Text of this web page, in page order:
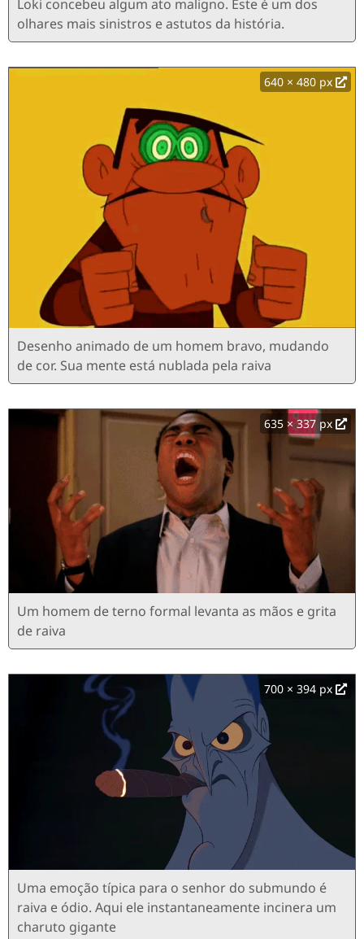
Loki concebeu algum ato maligno. Este é um dos
olhares mais sinistros e astutos da história.
640 × 480 px
Desenho animado de um homem bravo, mudando
de cor. Sua mente está nublada pela raiva
635 × 337 px
Um homem de terno formal levanta as mãos e grita
de raiva
700 × 394 px
Uma emoção típica para o senhor do submundo é
raiva e ódio. Aqui ele instantaneamente incinera um
charuto gigante